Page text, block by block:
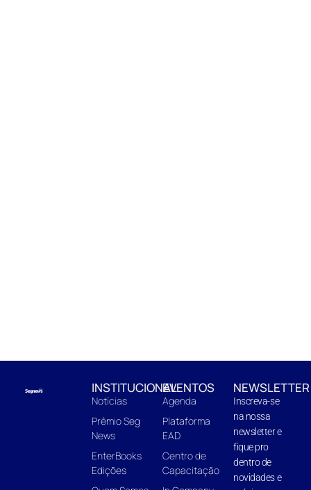
INSTITUCIONAL
Notícias
Prêmio Seg
News
EnterBooks
Edições
EVENTOS
Agenda
Plataforma
EAD
Centro de
Capacitação
NEWSLETTER
Inscreva-se
na nossa
newsletter e
fique pro
dentro de
novidades e